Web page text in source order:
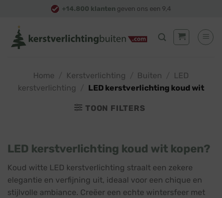
content
+14.800 klanten geven ons een 9,4
Home Kerstverlichting Buiten
LED
kerstverlichting
LED kerstverlichting koud wit
TOON FILTERS
LED kerstverlichting koud wit kopen?
Koud witte LED kerstverlichting straalt een zekere
elegantie en verfijning uit, ideaal voor een chique en
stijlvolle ambiance. Creëer een echte wintersfeer met